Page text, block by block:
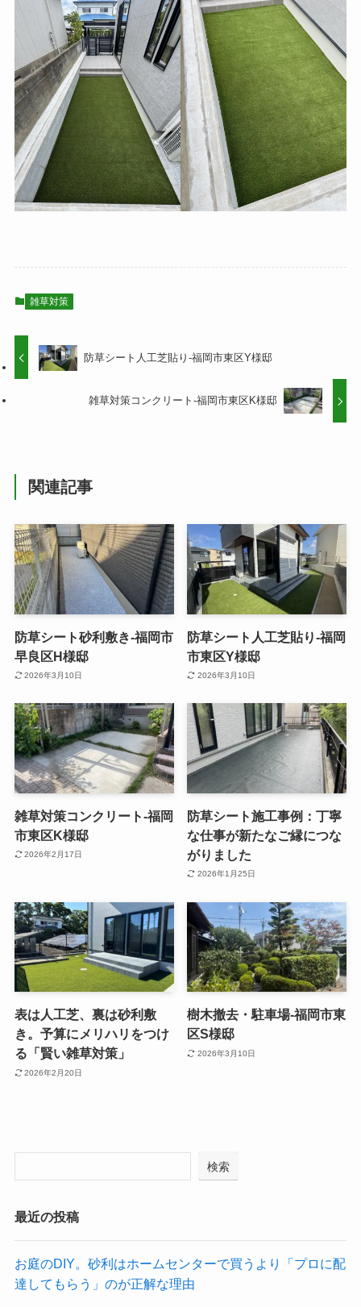
雑草対策
防草シート人工芝貼り-福岡市東区Y様邸
雑草対策コンクリート-福岡市東区K様邸
関連記事
防草シート砂利敷き-福岡市
早良区H様邸
2026年3月10日
防草シート人工芝貼り-福岡
市東区Y様邸
2026年3月10日
雑草対策コンクリート-福岡
市東区K様邸
2026年2月17日
防草シート施工事例：丁寧
な仕事が新たなご縁につな
がりました
2026年1月25日
表は人工芝、裏は砂利敷
き。予算にメリハリをつけ
る「賢い雑草対策」
2026年2月20日
樹木撤去・駐車場-福岡市東
区S様邸
2026年3月10日
検索
最近の投稿
お庭のDIY。砂利はホームセンターで買うより「プロに配
達してもらう」のが正解な理由